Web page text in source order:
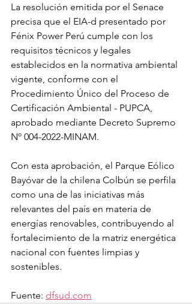
La resolución emitida por el Senace
precisa que el EIA-d presentado por
Fénix Power Perú cumple con los
requisitos técnicos y legales
establecidos en la normativa ambiental
vigente, conforme con el
Procedimiento Único del Proceso de
Certificación Ambiental - PUPCA,
aprobado mediante Decreto Supremo
Nº 004-2022-MINAM.
Con esta aprobación, el Parque Eólico
Bayóvar de la chilena Colbún se perfila
como una de las iniciativas más
relevantes del país en materia de
energías renovables, contribuyendo al
fortalecimiento de la matriz energética
nacional con fuentes limpias y
sostenibles.
Fuente: dfsud.com